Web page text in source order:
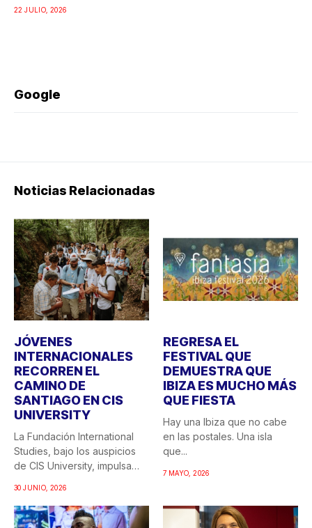
22 JULIO, 2026
Google
Noticias Relacionadas
JÓVENES
INTERNACIONALES
RECORREN EL
CAMINO DE
SANTIAGO EN CIS
UNIVERSITY
La Fundación International
Studies, bajo los auspicios
de CIS University, impulsa
30 JUNIO, 2026
REGRESA EL
FESTIVAL QUE
DEMUESTRA QUE
IBIZA ES MUCHO MÁS
QUE FIESTA
Hay una Ibiza que no cabe
en las postales. Una isla
que...
7 MAYO, 2026